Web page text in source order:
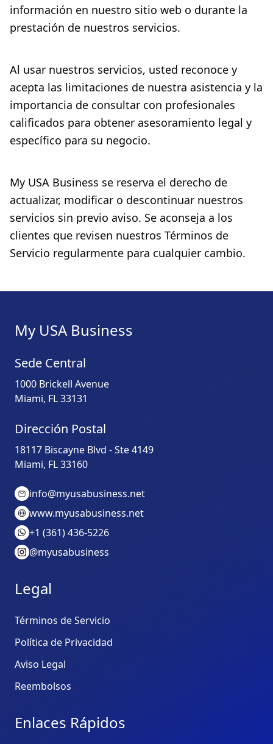
información en nuestro sitio web o durante la
prestación de nuestros servicios.
Al usar nuestros servicios, usted reconoce y
acepta las limitaciones de nuestra asistencia y la
importancia de consultar con profesionales
calificados para obtener asesoramiento legal y
específico para su negocio.
My USA Business se reserva el derecho de
actualizar, modificar o descontinuar nuestros
servicios sin previo aviso. Se aconseja a los
clientes que revisen nuestros Términos de
Servicio regularmente para cualquier cambio.
My USA Business
Sede Central
1000 Brickell Avenue
Miami, FL 33131
Dirección Postal
18117 Biscayne Blvd - Ste 4149
Miami, FL 33160
info@myusabusiness.net
www.myusabusiness.net
+1 (361) 436-5226
@myusabusiness
Legal
Términos de Servicio
Política de Privacidad
Aviso Legal
Reembolsos
Enlaces Rápidos